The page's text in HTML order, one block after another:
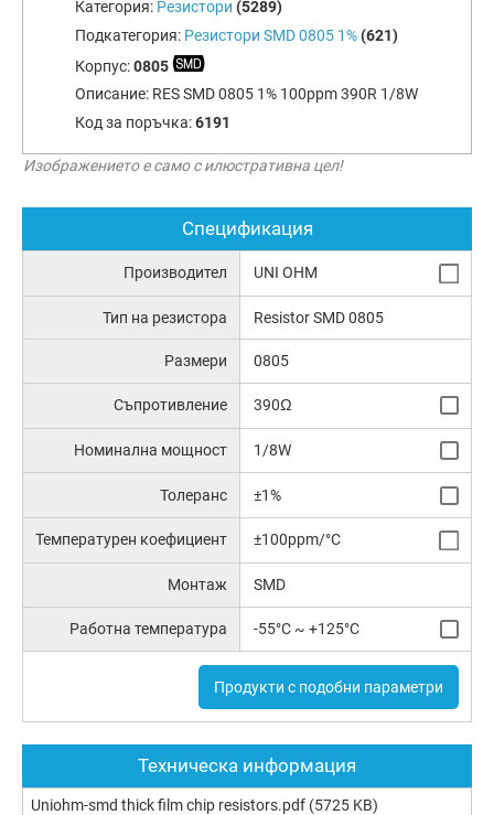
Категория: Резистори (5289)
Подкатегория: Резистори SMD 0805 1% (621)
Корпус:0805
Описание: RES SMD 0805 1% 100ppm 390R 1/8W
Код за поръчка:6191
Изображението е само с илюстративна цел!
Спецификация
Производител UNI OHM
Тип на резистора Resistor SMD 0805
Размери 0805
Съпротивление 390Ω
Номинална мощност 1/8W
Толеранс ±1%
Температурен коефициент ±100ppm/°C
Монтаж SMD
Работна температура -55°C ~ +125°C
Продукти с подобни параметри
Техническа информация
Uniohm-smd thick film chip resistors.pdf (5725 KB)